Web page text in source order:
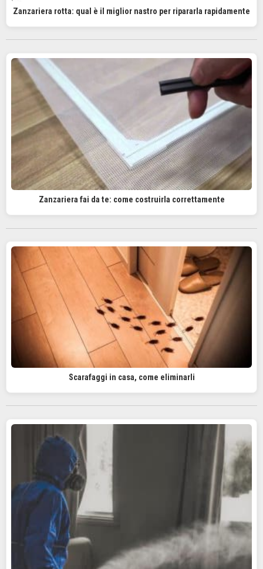
Zanzariera rotta: qual è il miglior nastro per ripararla rapidamente
Zanzariera fai da te: come costruirla correttamente
Scarafaggi in casa, come eliminarli